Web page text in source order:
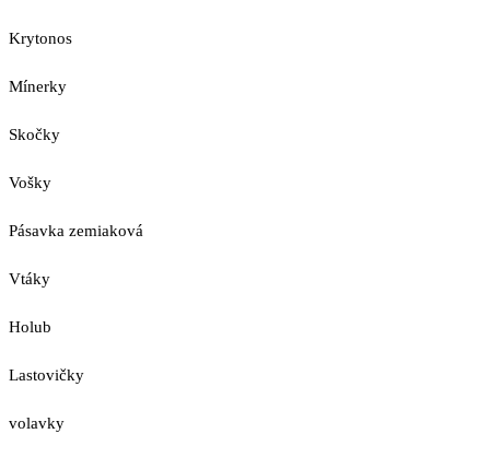
Krytonos
Mínerky
Skočky
Vošky
Pásavka zemiaková
Vtáky
Holub
Lastovičky
volavky